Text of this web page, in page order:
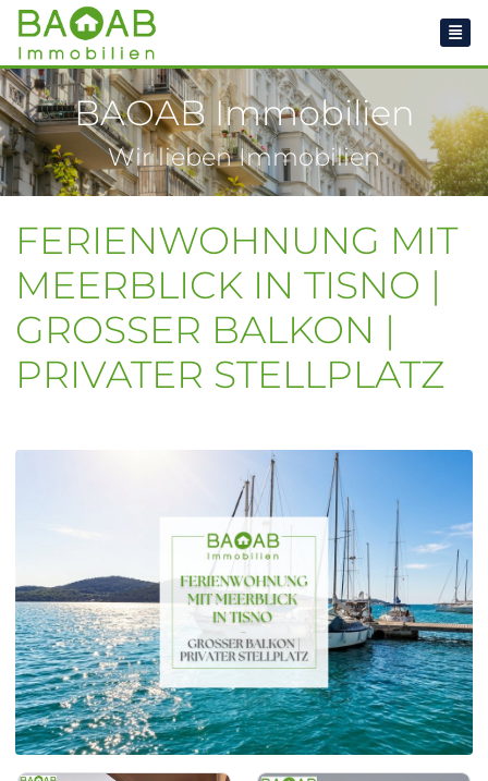
BAOAB Immobilien
Wir lieben Immobilien
FERIENWOHNUNG MIT
MEERBLICK IN TISNO |
GROSSER BALKON |
PRIVATER STELLPLATZ